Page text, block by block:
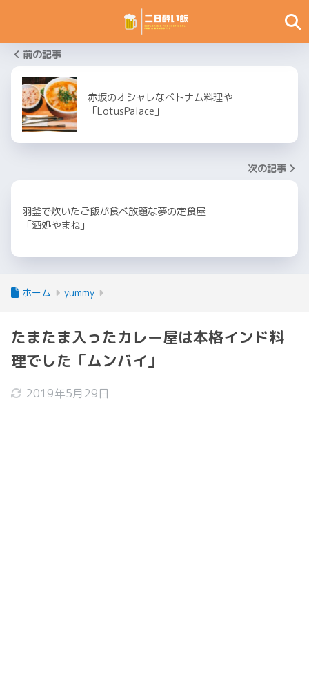
前の記事
赤坂のオシャレなベトナム料理や
「LotusPalace」
次の記事
羽釜で炊いたご飯が食べ放題な夢の定食屋
「酒処やまね」
ホーム yummy
たまたま入ったカレー屋は本格インド料
理でした「ムンバイ」
2019年5月29日